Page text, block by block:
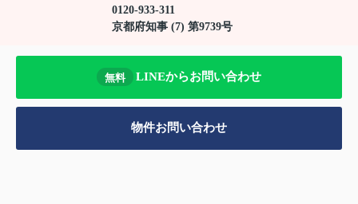
0120-933-311
京都府知事 (7) 第9739号
無料 LINEからお問い合わせ
物件お問い合わせ